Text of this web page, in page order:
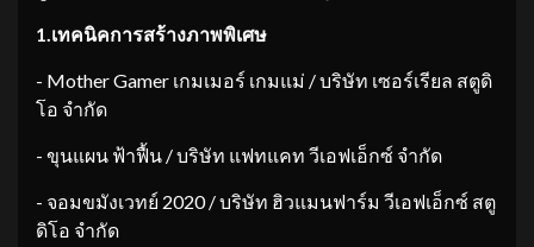
1. เทคนิคการสร้างภาพพิเศษ
​- Mother Gamer เกมเมอร์ เกมแม่ / บริษัท เซอร์เรียล สตูดิ
โอ จำกัด
​- ขุนแผน ฟ้าฟื้น / บริษัท แฟทแคท วีเอฟเอ็กซ์ จำกัด
​- จอมขมังเวทย์ 2020 / บริษัท ฮิวแมนฟาร์ม วีเอฟเอ็กซ์ สตู
ดิโอ จำกัด